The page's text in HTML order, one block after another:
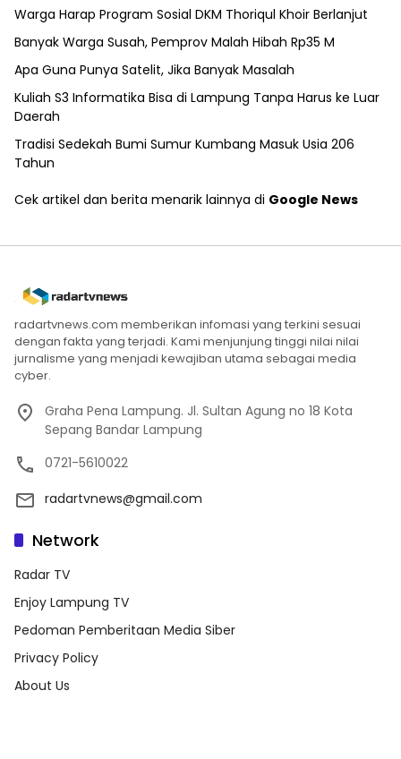
Warga Harap Program Sosial DKM Thoriqul Khoir Berlanjut
Banyak Warga Susah, Pemprov Malah Hibah Rp35 M
Apa Guna Punya Satelit, Jika Banyak Masalah
Kuliah S3 Informatika Bisa di Lampung Tanpa Harus ke Luar
Daerah
Tradisi Sedekah Bumi Sumur Kumbang Masuk Usia 206
Tahun
Cek artikel dan berita menarik lainnya di Google News
radartvnews.com memberikan infomasi yang terkini sesuai
dengan fakta yang terjadi. Kami menjunjung tinggi nilai nilai
jurnalisme yang menjadi kewajiban utama sebagai media
cyber.
Graha Pena Lampung. Jl. Sultan Agung no 18 Kota
Sepang Bandar Lampung
0721-5610022
radartvnews@gmail.com
Network
Radar TV
Enjoy Lampung TV
Pedoman Pemberitaan Media Siber
Privacy Policy
About Us